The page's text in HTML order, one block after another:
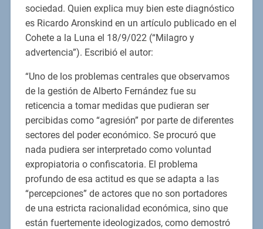
sociedad. Quien explica muy bien este diagnóstico
es Ricardo Aronskind en un artículo publicado en el
Cohete a la Luna el 18/9/022 (“Milagro y
advertencia”). Escribió el autor:
“Uno de los problemas centrales que observamos
de la gestión de Alberto Fernández fue su
reticencia a tomar medidas que pudieran ser
percibidas como “agresión” por parte de diferentes
sectores del poder económico. Se procuró que
nada pudiera ser interpretado como voluntad
expropiatoria o confiscatoria. El problema
profundo de esa actitud es que se adapta a las
“percepciones” de actores que no son portadores
de una estricta racionalidad económica, sino que
están fuertemente ideologizados, como demostró